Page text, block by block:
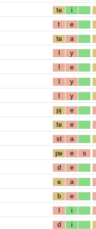
tʁ i
t e
tʁ a
l y
l e
l y
l y
pj e
tʁ e
st a
pʁ e s
d e
ʁ a
b e
l i
d i